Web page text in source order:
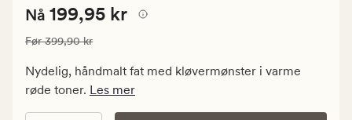
Pris
kr.
Vanlig
pris
Nåværende pris
Nå 199,95 kr
Vanlig pris 399,90 kr
Før399,90 kr
Nydelig, håndmalt fat med kløvermønster i varme
røde toner. Les mer